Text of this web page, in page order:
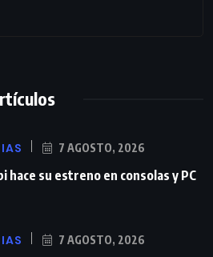
7 AGOSTO, 2026
hace su estreno en consolas y PC
7 AGOSTO, 2026